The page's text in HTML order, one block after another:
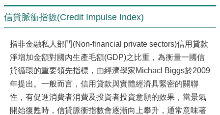
信貸脈衝指數(Credit Impulse Index)
指非金融私人部門(Non-financial private sectors)信用貸款
淨增加金額對國內生產毛額(GDP)之比重，為衡量一國信
貸循環的重要領先指標，由經濟學家Michacl Biggs於2009
年提出。一般而言，信用貸款與實體經濟具緊密的關聯
性，有促進消費者消費及投資者投資意願的效果，當景氣
開始復甦時，信貸脈衝指數會逐漸向上攀升，通常意味著